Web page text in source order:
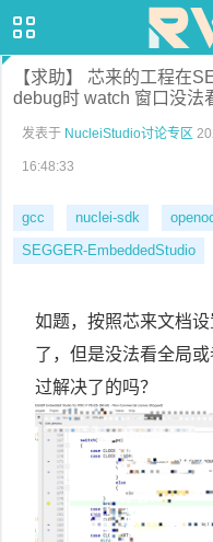
【求助】 芯来的工程在
debug时 watch 窗口没法
发表于 NucleiStudio讨论专区
16:48:33
gcc nuclei-sdk
SEGGER-EmbeddedStudio
如题，按照芯来文档
了，但是没法看全局
过解决了的吗？